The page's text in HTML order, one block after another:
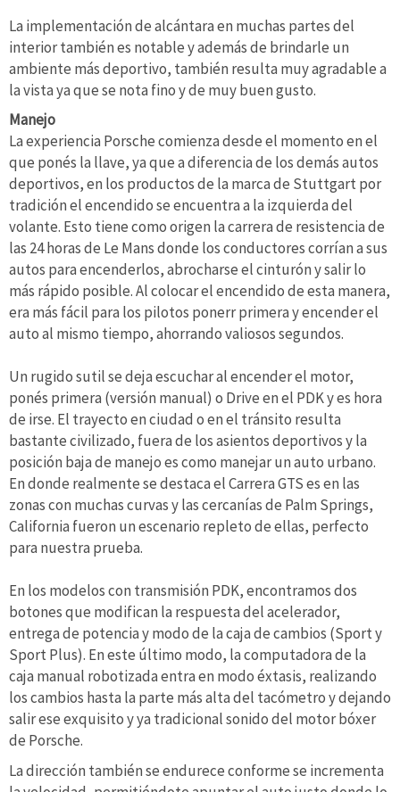
La implementación de alcántara en muchas partes del
interior también es notable y además de brindarle un
ambiente más deportivo, también resulta muy agradable a
la vista ya que se nota fino y de muy buen gusto.
Manejo
La experiencia Porsche comienza desde el momento en el
que ponés la llave, ya que a diferencia de los demás autos
deportivos, en los productos de la marca de Stuttgart por
tradición el encendido se encuentra a la izquierda del
volante. Esto tiene como origen la carrera de resistencia de
las 24 horas de Le Mans donde los conductores corrían a sus
autos para encenderlos, abrocharse el cinturón y salir lo
más rápido posible. Al colocar el encendido de esta manera,
era más fácil para los pilotos ponerr primera y encender el
auto al mismo tiempo, ahorrando valiosos segundos.
Un rugido sutil se deja escuchar al encender el motor,
ponés primera (versión manual) o Drive en el PDK y es hora
de irse. El trayecto en ciudad o en el tránsito resulta
bastante civilizado, fuera de los asientos deportivos y la
posición baja de manejo es como manejar un auto urbano.
En donde realmente se destaca el Carrera GTS es en las
zonas con muchas curvas y las cercanías de Palm Springs,
California fueron un escenario repleto de ellas, perfecto
para nuestra prueba.
En los modelos con transmisión PDK, encontramos dos
botones que modifican la respuesta del acelerador,
entrega de potencia y modo de la caja de cambios (Sport y
Sport Plus). En este último modo, la computadora de la
caja manual robotizada entra en modo éxtasis, realizando
los cambios hasta la parte más alta del tacómetro y dejando
salir ese exquisito y ya tradicional sonido del motor bóxer
de Porsche.
La dirección también se endurece conforme se incrementa